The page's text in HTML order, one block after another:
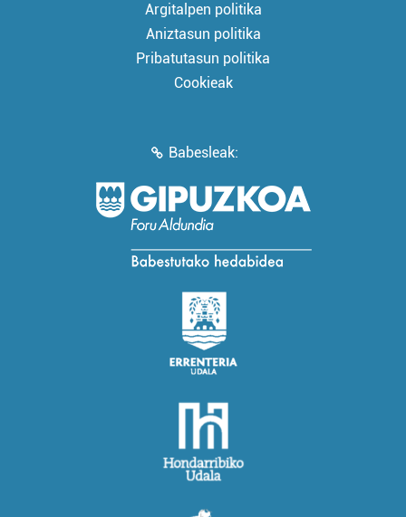
Argitalpen politika
Aniztasun politika
Pribatutasun politika
Cookieak
Babesleak: